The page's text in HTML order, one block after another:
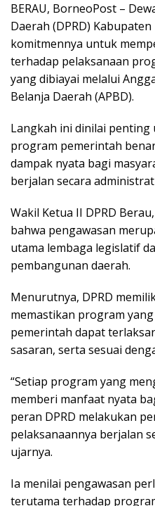
BERAU, BorneoPost –
Daerah (DPRD)
komitmennya untuk
terhadap pelaksanaan
yang dibiayai melalui
Belanja Daerah (APBD).
Langkah ini dinilai
program pemerintah
dampak nyata bagi
berjalan secara
Wakil Ketua II DPRD
bahwa pengawasan
utama lembaga legislatif
pembangunan daerah.
Menurutnya, DPRD
memastikan program
pemerintah dapat
sasaran, serta sesuai
“Setiap program yang
memberi manfaat nyata
peran DPRD melakukan
pelaksanaannya berjalan
ujarnya.
Ia menilai pengawasan
terutama terhadap